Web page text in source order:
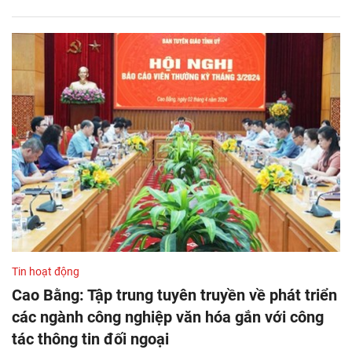
Tin hoạt động
Cao Bằng: Tập trung tuyên truyền về phát triển
các ngành công nghiệp văn hóa gắn với công
tác thông tin đối ngoại